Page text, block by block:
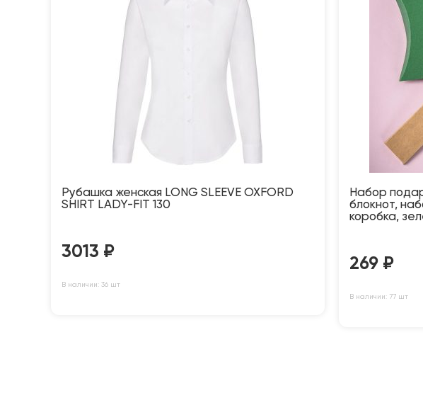
Рубашка женская LONG SLEEVE OXFORD
SHIRT LADY-FIT 130
3013 ₽
В наличии: 36 шт
Набор
блокнот,
коробка,
269 ₽
В наличии: 77 шт